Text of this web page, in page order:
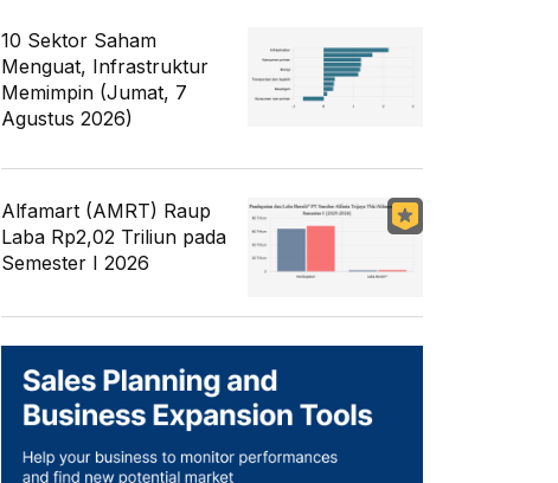
10 Sektor Saham
Menguat, Infrastruktur
Memimpin (Jumat, 7
Agustus 2026)
Alfamart (AMRT) Raup
Laba Rp2,02 Triliun pada
Semester I 2026